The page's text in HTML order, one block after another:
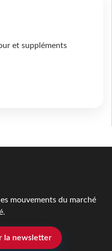
et suppléments
mouvements du marché
la newsletter